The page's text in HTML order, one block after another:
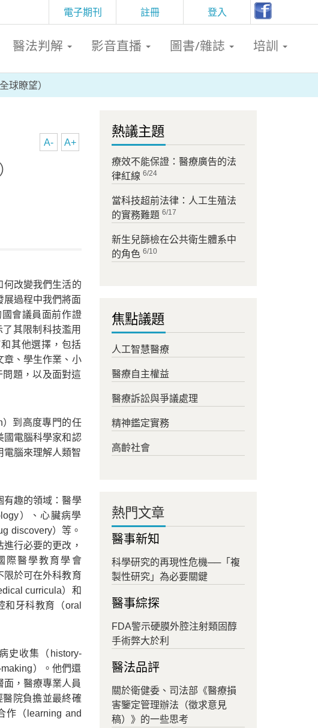
註冊 登入
電子期刊
醫法判解 影音直播 圖書/雜誌 培訓
球瞭望）
A+
A-
何改變我們生活的
展過程中我們將面
會議員面前作證
其限制科技濫用
其他選擇，包括
章、學生作業、小
題，以及面對這
到高度專門的任
國電腦科學家和認
腦來理解人類智
有趣的領域：醫學
）、心臟病學
discovery）等。
行必要的更改，
際醫學教育學會
限於可在外科教育
curricula）和
和牙科教育（oral
史收集（history-
）。他們還
，醫療專業人員
醫院負擔並最終確
作（learning and
熱議主題
療效不能保證：醫療廣告的法
律紅線 6/24
當科技超前法律：人工生殖法
的實務難題 6/17
新生兒篩檢在公共衛生體系中
的角色 6/10
焦點議題
人工智慧醫療
醫療自主權益
醫療訴訟與爭議處理
精神鑑定實務
高齡社會
熱門文章
醫事新知
科學研究的再現性危機──「複
製性研究」為必要關鍵
醫事綜探
FDA警示硬膜外腔注射類固醇
手術弊大於利
醫法品評
關於衛健委、司法部《醫療損
害鑒定管理辦法（徵求意見
稿）》的一些思考